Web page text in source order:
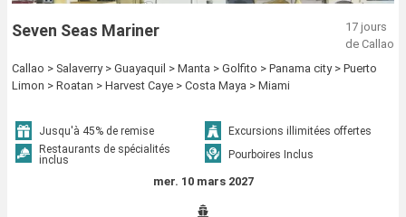
Seven Seas Mariner
17 jours
de Callao
Callao > Salaverry > Guayaquil > Manta > Golfito > Panama city > Puerto
Limon > Roatan > Harvest Caye > Costa Maya > Miami
Jusqu'à 45% de remise
Excursions illimitées offertes
Restaurants de spécialités
inclus
Pourboires Inclus
mer. 10 mars 2027